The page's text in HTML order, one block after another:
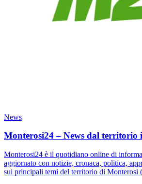
News
Monterosi24 – News dal territorio
Monterosi24 è il quotidiano online di
aggiornato con notizie, cronaca, politica,
sui principali temi del territorio di Monterosi